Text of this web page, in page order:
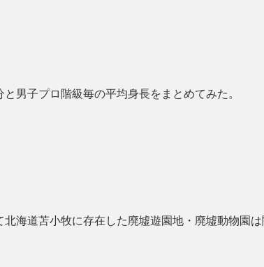
男子プロ階級毎の平均身長をまとめてみた。
海道苫小牧に存在した廃墟遊園地・廃墟動物園は